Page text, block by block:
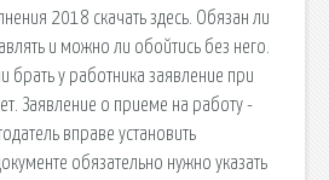
2018 скачать здесь. Обязан ли
и можно ли обойтись без него.
брать у работника заявление при
Заявление о приеме на работу -
вправе установить
обязательно нужно указать